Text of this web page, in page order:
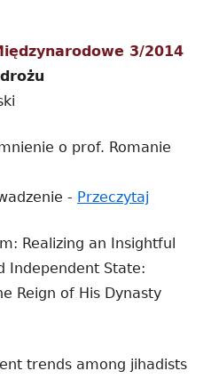
3/2014
o prof. Romanie
- Przeczytaj
się
nowym
Realizing an Insightful
Independent State:
Reign of His Dynasty
trends among jihadists